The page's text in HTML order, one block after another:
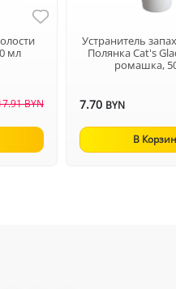
мл
BYN
Устранитель
Полянка Cat's
ромашка,
7.70 BYN
В